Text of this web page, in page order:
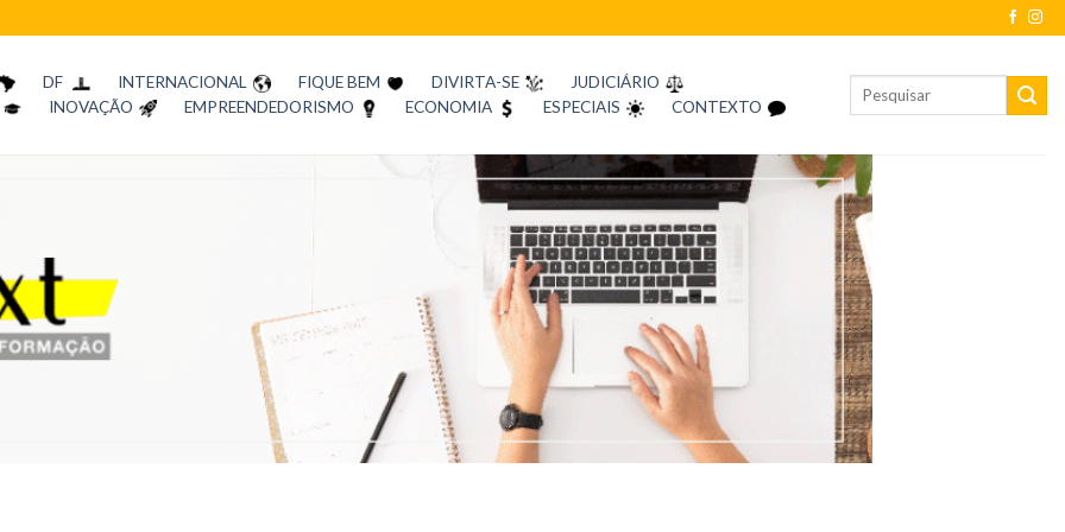
DF INTERNACIONAL FIQUE BEM DIVIRTA-SE
JUDICIÁRIO
INOVAÇÃO EMPREENDEDORISMO ECONOMIA ESPECIAIS CONTEXTO